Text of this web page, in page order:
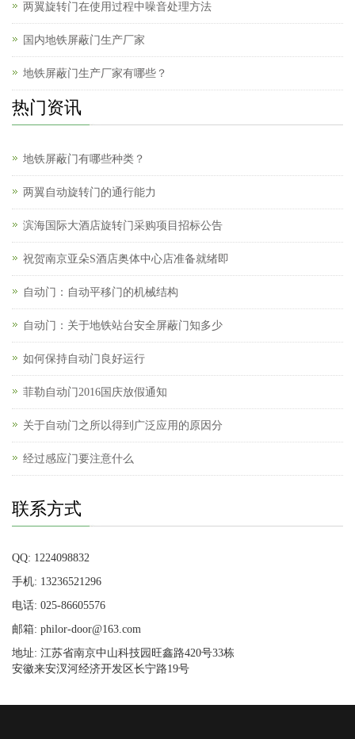
两翼旋转门在使用过程中噪音处理方法
国内地铁屏蔽门生产厂家
地铁屏蔽门生产厂家有哪些？
热门资讯
地铁屏蔽门有哪些种类？
两翼自动旋转门的通行能力
滨海国际大酒店旋转门采购项目招标公告
祝贺南京亚朵S酒店奥体中心店准备就绪即
自动门：自动平移门的机械结构
自动门：关于地铁站台安全屏蔽门知多少
如何保持自动门良好运行
菲勒自动门2016国庆放假通知
关于自动门之所以得到广泛应用的原因分
经过感应门要注意什么
联系方式
QQ: 1224098832
手机: 13236521296
电话: 025-86605576
邮箱: philor-door@163.com
地址: 江苏省南京中山科技园旺鑫路420号33栋
安徽来安汊河经济开发区长宁路19号